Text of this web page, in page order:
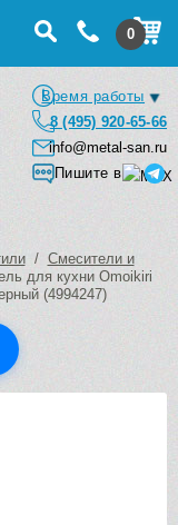
0
Время работы
8 (495) 920-65-66
info@metal-san.ru
Пишите в
/ Смесители и
для кухни Omoikiri
(4994247)